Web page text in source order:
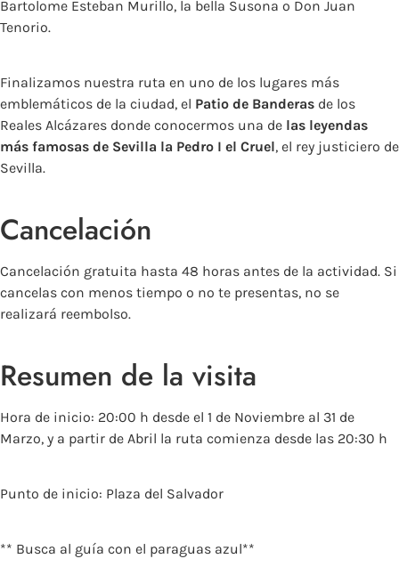
Bartolome Esteban Murillo, la bella Susona o Don Juan
Tenorio.
Finalizamos nuestra ruta en uno de los lugares más
emblemáticos de la ciudad, el Patio de Banderas de los
Reales Alcázares donde conocermos una de las leyendas
más famosas de Sevilla la Pedro I el Cruel, el rey justiciero de
Sevilla.
Cancelación
Cancelación gratuita hasta 48 horas antes de la actividad. Si
cancelas con menos tiempo o no te presentas, no se
realizará reembolso.
Resumen de la visita
Hora de inicio: 20:00 h desde el 1 de Noviembre al 31 de
Marzo, y a partir de Abril la ruta comienza desde las 20:30 h
Punto de inicio: Plaza del Salvador
** Busca al guía con el paraguas azul**